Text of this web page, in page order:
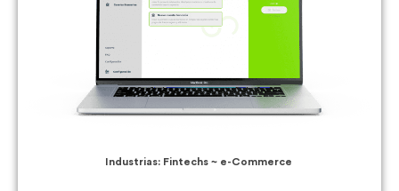
Industrias: Fintechs ~ e-Commerce